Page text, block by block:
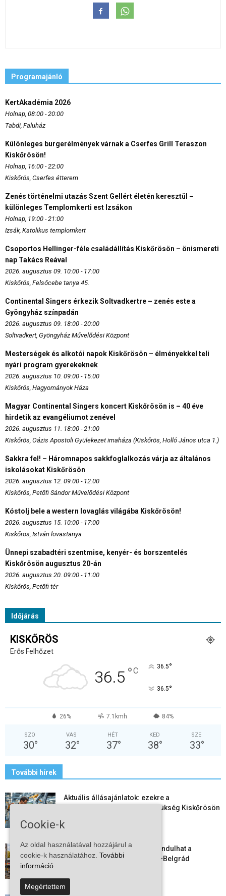
Programajánló
KertAkadémia 2026
Holnap, 08:00 - 20:00
Tabdi, Faluház
Különleges burgerélmények várnak a Cserfes Grill Teraszon
Kiskőrösön!
Holnap, 16:00 - 22:00
Kiskőrös, Cserfes étterem
Zenés történelmi utazás Szent Gellért életén keresztül –
különleges Templomkerti est Izsákon
Holnap, 19:00 - 21:00
Izsák, Katolikus templomkert
Csoportos Hellinger-féle családállítás Kiskőrösön – önismereti
nap Takács Reával
2026. augusztus 09. 10:00 - 17:00
Kiskőrös, Felsőcebe tanya 45.
Continental Singers érkezik Soltvadkertre – zenés este a
Gyöngyház színpadán
2026. augusztus 09. 18:00 - 20:00
Soltvadkert, Gyöngyház Művelődési Központ
Mesterségek és alkotói napok Kiskőrösön – élményekkel teli
nyári program gyerekeknek
2026. augusztus 10. 09:00 - 15:00
Kiskőrös, Hagyományok Háza
Magyar Continental Singers koncert Kiskőrösön is – 40 éve
hirdetik az evangéliumot zenével
2026. augusztus 11. 18:00 - 21:00
Kiskőrös, Oázis Apostoli Gyülekezet imaháza (Kiskőrös, Holló János utca 1.)
Sakkra fel! – Háromnapos sakkfoglalkozás várja az általános
iskolásokat Kiskőrösön
2026. augusztus 12. 09:00 - 12:00
Kiskőrös, Petőfi Sándor Művelődési Központ
Kóstolj bele a western lovaglás világába Kiskőrösön!
2026. augusztus 15. 10:00 - 17:00
Kiskőrös, István lovastanya
Ünnepi szabadtéri szentmise, kenyér- és borszentelés
Kiskőrösön augusztus 20-án
2026. augusztus 20. 09:00 - 11:00
Kiskőrös, Petőfi tér
Időjárás
KISKŐRÖS
Erős Felhőzet
36.5 °C 36.5°
36.5°
26% 7.1kmh 84%
SZO
30°
VAS
32°
HÉT
37°
KED
38°
SZE
33°
További hírek
Aktuális állásajánlatok: ezekre a
munkavállalókra van most szükség Kiskőrösön
2026-08-07
Vitézy Dávid: már ősszel újraindulhat a
személyszállítás a Budapest–Belgrád
2026-08-06
Cookie-k
Az oldal használatával hozzájárul a
cookie-k használatához. További
információ
Megértettem